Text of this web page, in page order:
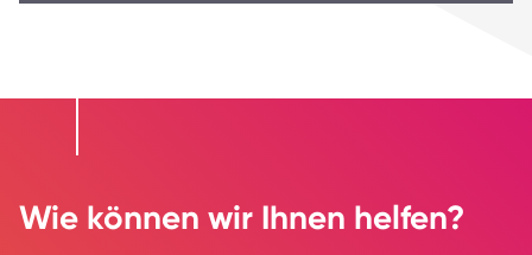
Wie können wir Ihnen helfen?